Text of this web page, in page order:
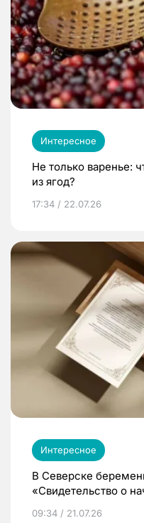
Интересное
Не только варенье:
из ягод?
17:34 / 22.07.26
Интересное
В Северске
«Свидетельство о
09:34 / 21.07.26